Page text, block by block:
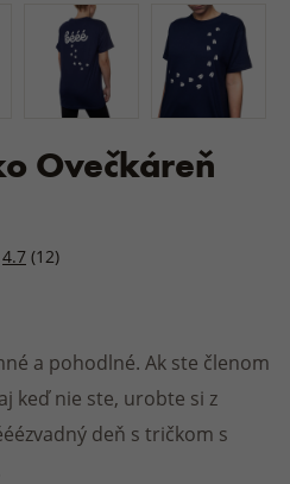
Ovečkáreň
4.7 (12)
a pohodlné. Ak ste členom
keď nie ste, urobte si z
deň s tričkom s